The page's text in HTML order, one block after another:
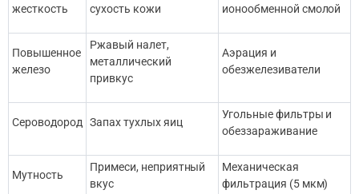
жесткость
сухость кожи
ионообменной смолой
Повышенное
железо
Ржавый налет,
металлический
привкус
Аэрация и
обезжелезиватели
Сероводород Запах тухлых яиц
Угольные фильтры и
обеззараживание
Мутность
Примеси, неприятный
вкус
Механическая
фильтрация (5 мкм)